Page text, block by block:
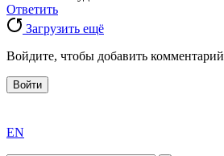
Ответить
Загрузить ещё
Войдите, чтобы добавить комментарий
Войти
the
division
EN